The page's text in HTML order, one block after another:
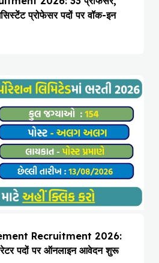
प्रोफेसर पदों पर वॉक-इन
Recruitment 2026:
पदों पर ऑनलाइन आवेदन शुरू